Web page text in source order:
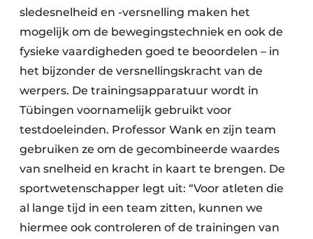
sledesnelheid en -versnelling maken het
mogelijk om de bewegingstechniek en ook de
fysieke vaardigheden goed te beoordelen – in
het bijzonder de versnellingskracht van de
werpers. De trainingsapparatuur wordt in
Tübingen voornamelijk gebruikt voor
testdoeleinden. Professor Wank en zijn team
gebruiken ze om de gecombineerde waardes
van snelheid en kracht in kaart te brengen. De
sportwetenschapper legt uit: “Voor atleten die
al lange tijd in een team zitten, kunnen we
hiermee ook controleren of de trainingen van